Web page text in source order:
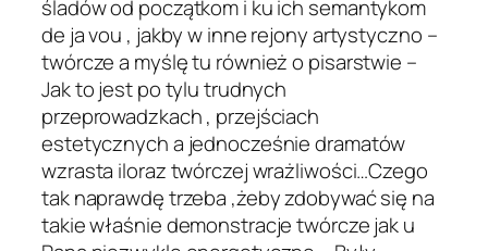
śladów od początkom i ku ich semantykom
de ja vou , jakby w inne rejony artystyczno –
twórcze a myślę tu również o pisarstwie –
Jak to jest po tylu trudnych
przeprowadzkach , przejściach
estetycznych a jednocześnie dramatów
wzrasta iloraz twórczej wrażliwości…Czego
tak naprawdę trzeba ,żeby zdobywać się na
takie właśnie demonstracje twórcze jak u